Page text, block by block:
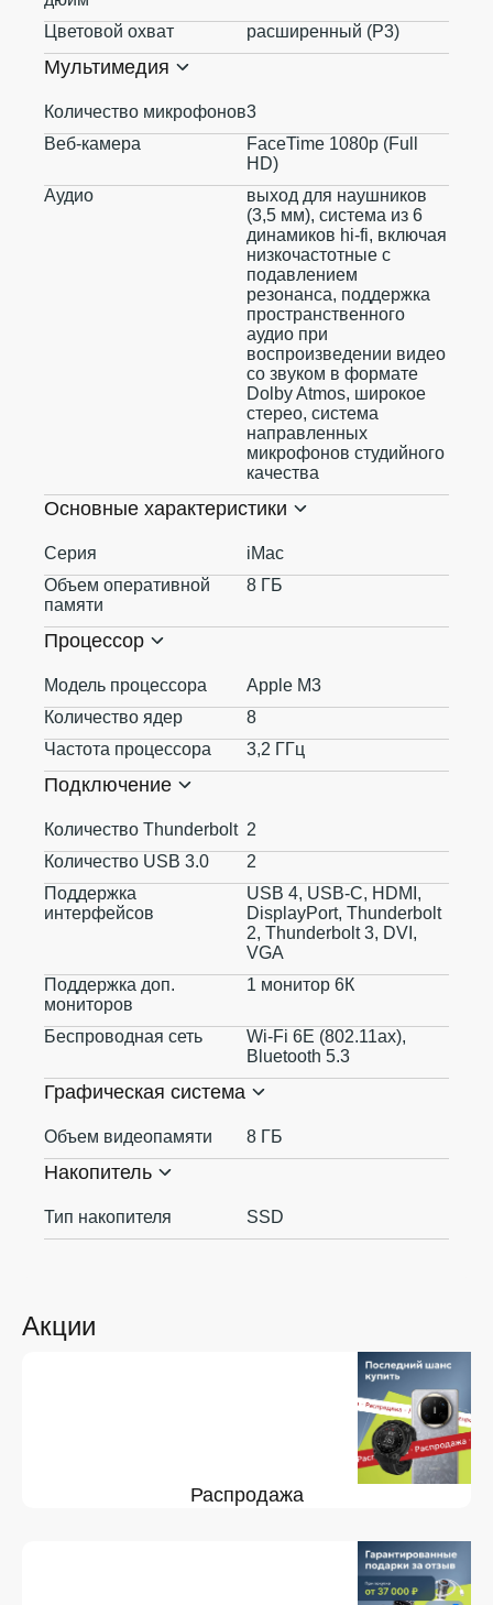
Акции
Распродажа
Цветовой охват
расширенный (P3)
Мультимедия
Количество микрофонов3
Веб-камера
FaceTime 1080p (Full
HD)
Аудио
выход для наушников
(3,5 мм), система из 6
динамиков hi-fi, включая
низкочастотные с
подавлением
резонанса, поддержка
пространственного
аудио при
воспроизведении видео
со звуком в формате
Dolby Atmos, широкое
стерео, система
направленных
микрофонов студийного
качества
Основные характеристики
Серия
iMac
Объем оперативной
памяти
8 ГБ
Процессор
Модель процессора
Apple M3
Количество ядер
8
Частота процессора
3,2 ГГц
Подключение
Количество Thunderbolt 2
Количество USB 3.0
2
Поддержка
интерфейсов
USB 4, USB-C, HDMI,
DisplayPort, Thunderbolt
2, Thunderbolt 3, DVI,
VGA
Поддержка доп.
мониторов
1 монитор 6К
Беспроводная сеть
Wi-Fi 6E (802.11ax),
Bluetooth 5.3
Графическая система
Объем видеопамяти 8 ГБ
Накопитель
Тип накопителя SSD